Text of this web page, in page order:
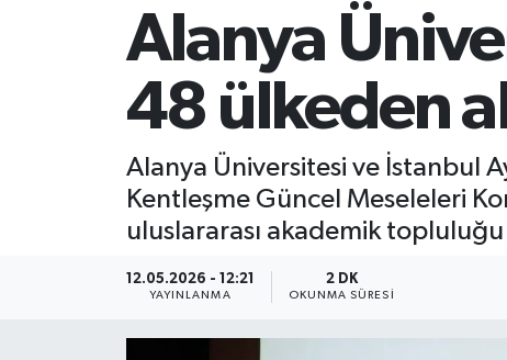
Alanya
48 ülkeden
Alanya Üniversitesi ve İstanbul
Kentleşme Güncel Meseleleri
uluslararası akademik
12.05.2026 - 12:21
YAYINLANMA
2 DK
OKUNMA SÜRESI
Siyaset
Ekonomi
Gazipaşa
Süper Lig Puan Durumu ve Fikstür
Tüm Manşetler
Son Dakika Haberleri
Haber Arşivi